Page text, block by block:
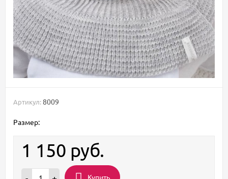
Артикул: 8009
Размер:
1 150 руб.
Купить